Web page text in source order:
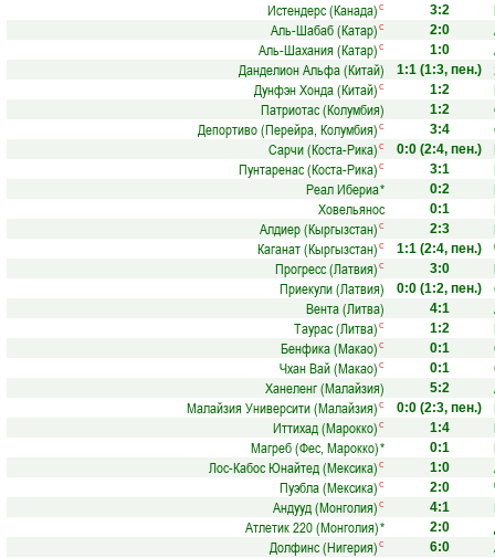
Истендерс (Канада) с 3:2
Аль-Шабаб (Катар) с 2:0
Аль-Шахания (Катар) с 1:0
Данделион Альфа (Китай)
1:1 (1:3, пен.)
Дунфэн Хонда (Китай) с 1:2
Патриотас (Колумбия)
1:2
Депортиво (Перейра, Колумбия) с 3:4
Сарчи (Коста-Рика) с 0:0 (2:4, пен.)
Пунтаренас (Коста-Рика) с 3:1
Реал Ибериа* 0:2
Ховельянос
0:1
Алдиер (Кыргызстан) с 2:3
Каганат (Кыргызстан) с 1:1 (2:4, пен.)
Прогресс (Латвия) с 3:0
Приекули (Латвия)
0:0 (1:2, пен.)
Вента (Литва)
4:1
Таурас (Литва) с 1:2
Бенфика (Макао) с 0:1
Чхан Вай (Макао) с 0:1
Ханеленг (Малайзия)
5:2
Малайзия Университи (Малайзия) с 0:0 (2:3, пен.)
Иттихад (Марокко) с 1:4
Магреб (Фес, Марокко)* 0:1
Лос-Кабос Юнайтед (Мексика) с 1:0
Пуэбла (Мексика) с 2:0
Андууд (Монголия) с 4:1
Атлетик 220 (Монголия)* 2:0
Долфинс (Нигерия) с 6:0